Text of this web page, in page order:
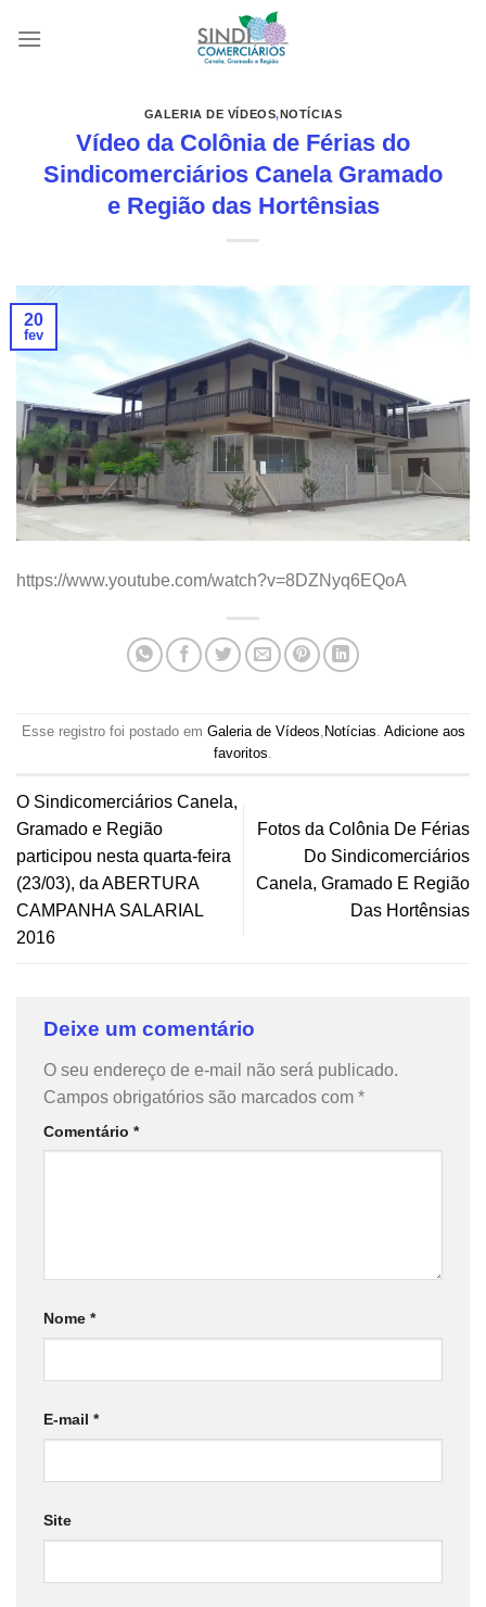
GALERIA DE VÍDEOS,NOTÍCIAS
Vídeo da Colônia de Férias do
Sindicomerciários Canela Gramado
e Região das Hortênsias
20
fev
https://www.youtube.com/watch?v=8DZNyq6EQoA
Esse registro foi postado em Galeria de Vídeos, Notícias. Adicione aos
favoritos.
O Sindicomerciários Canela,
Gramado e Região
participou nesta quarta-feira
(23/03), da ABERTURA
CAMPANHA SALARIAL
2016
Fotos da Colônia De Férias
Do Sindicomerciários
Canela, Gramado E Região
Das Hortênsias
Deixe um comentário
O seu endereço de e-mail não será publicado.
Campos obrigatórios são marcados com *
Comentário *
Nome *
E-mail *
Site